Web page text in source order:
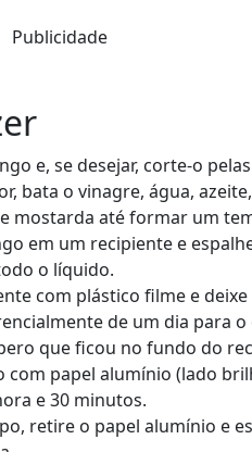
Publicidade
e, se desejar, corte-o
bata o vinagre, água,
mostarda até formar um
em um recipiente e
o líquido.
com plástico filme e
de um dia para
que ficou no fundo do
com papel alumínio (lado
e 30 minutos.
retire o papel alumínio e